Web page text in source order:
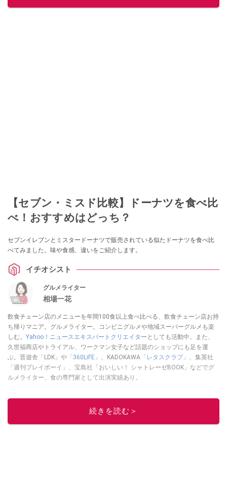
【セブン・ミスド比較】ドーナツを食べ比
べ！おすすめはどっち？
セブンイレブンとミスタードーナツで販売されている似たドーナツを食べ比
べてみました。味や食感、違いをご紹介します。
イチオシスト
グルメライター
相場一花
飲食チェーン店のメニューを年間100食以上食べ比べる、飲食チェーン店お持
ち帰りマニア。グルメライター。コンビニグルメや地域スーパーグルメも楽
しむ。 Yahoo！ニュースエキスパートクリエイター としても活動中。また、
久世福商店やトライアル、ワークマン女子など話題のショップにも足を運
ぶ。晋遊舎「LDK」や 「360LiFE」 、KADOKAWA 「レタスクラブ」 、集英社
「週刊プレイボーイ」、宝島社「おいしい！ シャトレーゼBOOK」などでグ
ルメライター、食の専門家として出演実績あり。
続きを読む＞